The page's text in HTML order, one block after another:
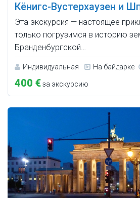
Кёнигс-Вустерхаузен и
Эта экскурсия — настоящее
только погрузимся в историю
Бранденбургской…
Индивидуальная На байдарке
400 €за экскурсию